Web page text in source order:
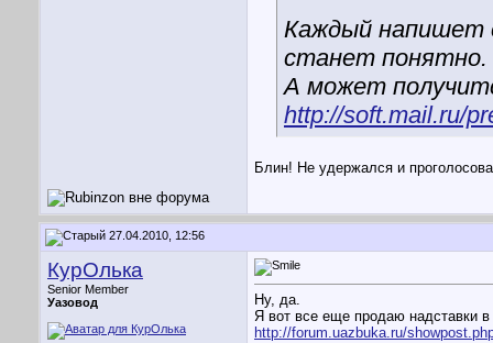
Каждый напишет
станет понятно.
А может
http://soft.mail.ru/
Блин! Не удержался и
27.04.2010, 12:56
КурОлька
Senior Member
Уазовод
Ну, да.
Я вот все еще продаю надставки в
http://forum.uazbuka.ru/